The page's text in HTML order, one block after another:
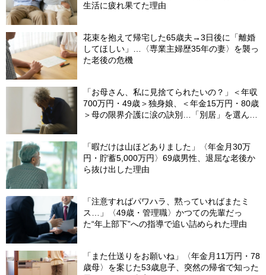
生活に疲れ果てた理由
花束を抱えて帰宅した65歳夫→3日後に「離婚
してほしい」…〈専業主婦歴35年の妻〉を襲っ
た老後の危機
「お母さん、私に見捨てられたいの？」＜年収
700万円・49歳＞独身娘、＜年金15万円・80歳
＞母の限界介護に涙の訣別…「別居」を選んだ
「暇だけは山ほどありました」〈年金月30万
円・貯蓄5,000万円〉69歳男性、退屈な老後か
ら抜け出した理由
「注意すればパワハラ、黙っていればまたミ
ス…」〈49歳・管理職〉かつての先輩だっ
た“年上部下”への指導で追い詰められた理由
「また仕送りをお願いね」〈年金月11万円・78
歳母〉を案じた53歳息子、突然の帰省で知った